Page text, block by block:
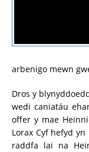
arbenigo mewn
Dros y
wedi caniatáu
offer y mae
Lorax Cyf hefyd
raddfa lai na